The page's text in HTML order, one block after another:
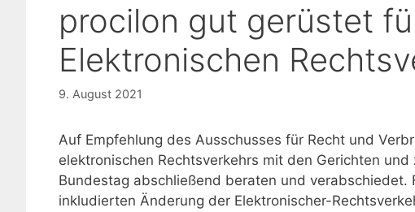
procilon gut gerüstet
Elektronischen
9. August 2021
Auf Empfehlung des Ausschusses für Recht und
elektronischen Rechtsverkehrs mit den Gerichten
Bundestag abschließend beraten und
inkludierten Änderung der Elektronischer-